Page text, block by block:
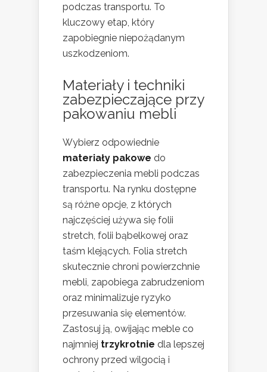
podczas transportu. To
kluczowy etap, który
zapobiegnie niepożądanym
uszkodzeniom.
Materiały i techniki
zabezpieczające przy
pakowaniu mebli
Wybierz odpowiednie
materiały pakowe do
zabezpieczenia mebli podczas
transportu. Na rynku dostępne
są różne opcje, z których
najczęściej używa się folii
stretch, folii bąbelkowej oraz
taśm klejących. Folia stretch
skutecznie chroni powierzchnie
mebli, zapobiega zabrudzeniom
oraz minimalizuje ryzyko
przesuwania się elementów.
Zastosuj ją, owijając meble co
najmniej trzykrotnie dla lepszej
ochrony przed wilgocią i